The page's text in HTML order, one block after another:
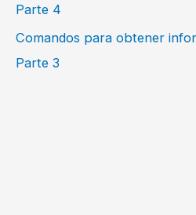
Parte 4
Comandos para obtener
Parte 3